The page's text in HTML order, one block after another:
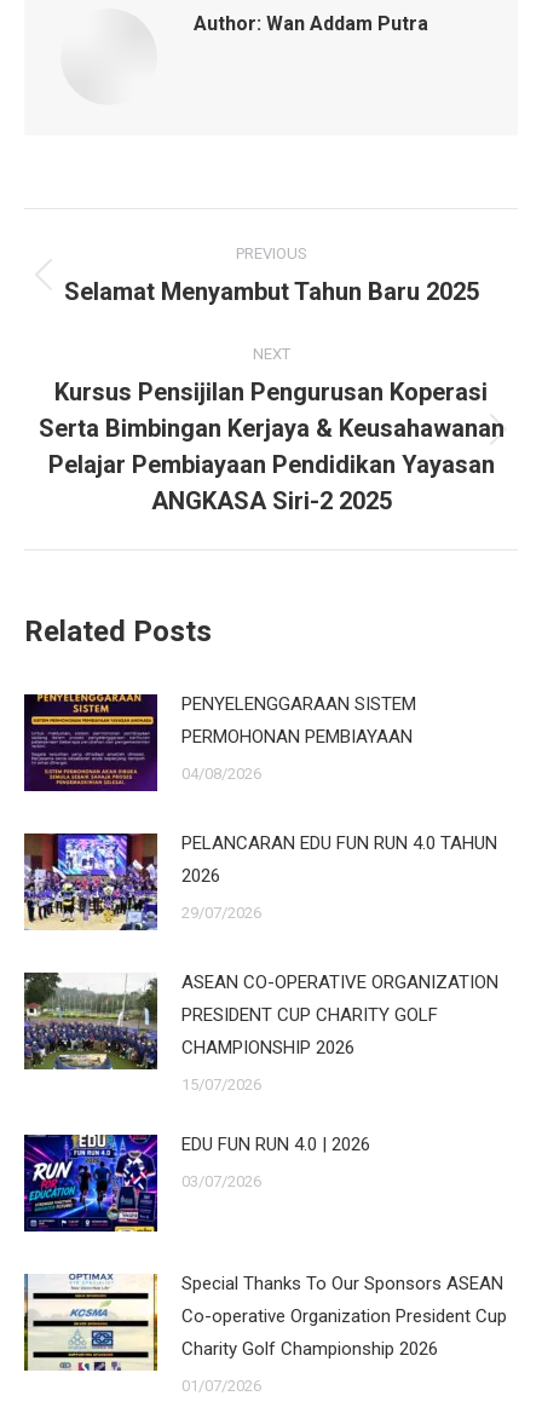
Author: Wan Addam Putra
navigation
PREVIOUS
Previous
Selamat Menyambut Tahun Baru 2025
NEXT
Next
post:
Kursus Pensijilan Pengurusan Koperasi
Serta Bimbingan Kerjaya & Keusahawanan
Pelajar Pembiayaan Pendidikan Yayasan
ANGKASA Siri-2 2025
Related Posts
PENYELENGGARAAN SISTEM
PERMOHONAN PEMBIAYAAN
04/08/2026
PELANCARAN EDU FUN RUN 4.0 TAHUN
2026
29/07/2026
ASEAN CO-OPERATIVE ORGANIZATION
PRESIDENT CUP CHARITY GOLF
CHAMPIONSHIP 2026
15/07/2026
EDU FUN RUN 4.0 | 2026
03/07/2026
Special Thanks To Our Sponsors ASEAN
Co-operative Organization President Cup
Charity Golf Championship 2026
01/07/2026